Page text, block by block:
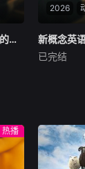
光
中国趣味历史走进千年前的人间烟火
带
中国趣味历史走进千年前的人间烟火
2026
未知
合零基础
00单词
说读写
已完结
热播